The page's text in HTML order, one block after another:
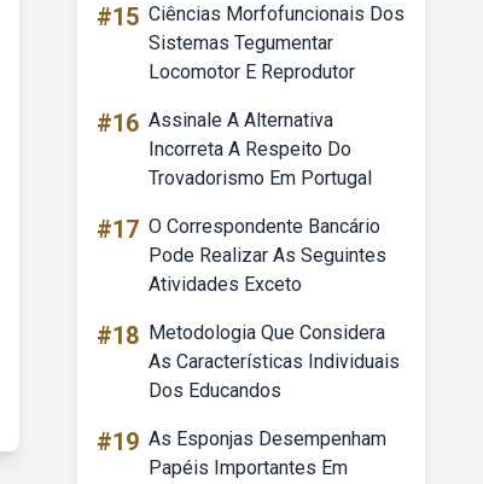
#15 Ciências Morfofuncionais Dos
Sistemas Tegumentar
Locomotor E Reprodutor
#16 Assinale A Alternativa
Incorreta A Respeito Do
Trovadorismo Em Portugal
#17 O Correspondente Bancário
Pode Realizar As Seguintes
Atividades Exceto
#18 Metodologia Que Considera
As Características Individuais
Dos Educandos
#19 As Esponjas Desempenham
Papéis Importantes Em